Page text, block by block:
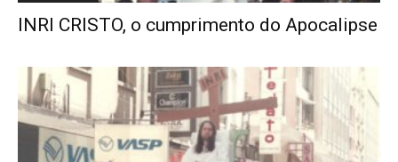
INRI CRISTO, o cumprimento do Apocalipse